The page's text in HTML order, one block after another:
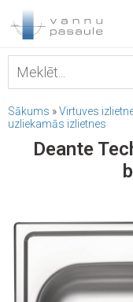
Sākums »Virtuves
uzliekamās izlietnes
Deante